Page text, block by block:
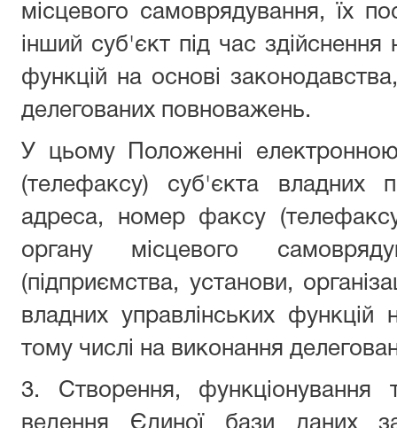
місцевого самоврядування, їх
інший суб'єкт під час
функцій на основі
делегованих повноважень.
У цьому Положенні
(телефаксу) суб'єкта владних
адреса, номер факсу
органу місцевого
(підприємства, установи,
владних управлінських функцій
тому числі на виконання
3. Створення, функціонування
ведення Єдиної бази даних